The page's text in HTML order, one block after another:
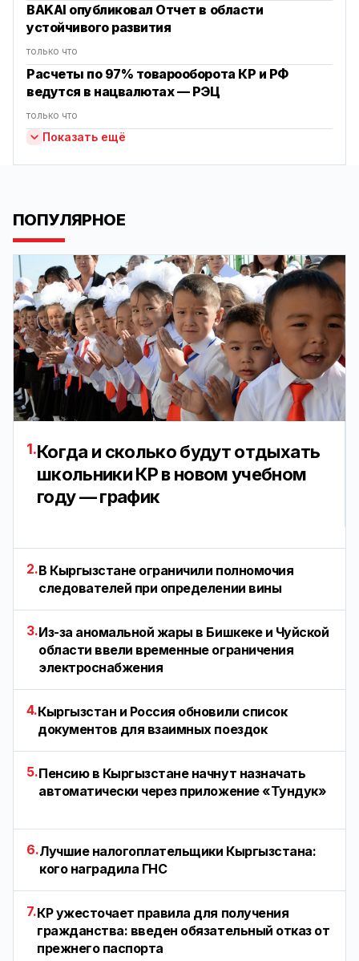
BAKAI опубликовал Отчет в области
устойчивого развития
только что
Расчеты по 97% товарооборота КР и РФ
ведутся в нацвалютах — РЭЦ
только что
Показать ещё
ПОПУЛЯРНОЕ
1.Когда и сколько будут отдыхать
школьники КР в новом учебном
году — график
2.В Кыргызстане ограничили полномочия
следователей при определении вины
3.Из-за аномальной жары в Бишкеке и Чуйской
области ввели временные ограничения
электроснабжения
4.Кыргызстан и Россия обновили список
документов для взаимных поездок
5.Пенсию в Кыргызстане начнут назначать
автоматически через приложение «Тундук»
6.Лучшие налогоплательщики Кыргызстана:
кого наградила ГНС
7.КР ужесточает правила для получения
гражданства: введен обязательный отказ от
прежнего паспорта